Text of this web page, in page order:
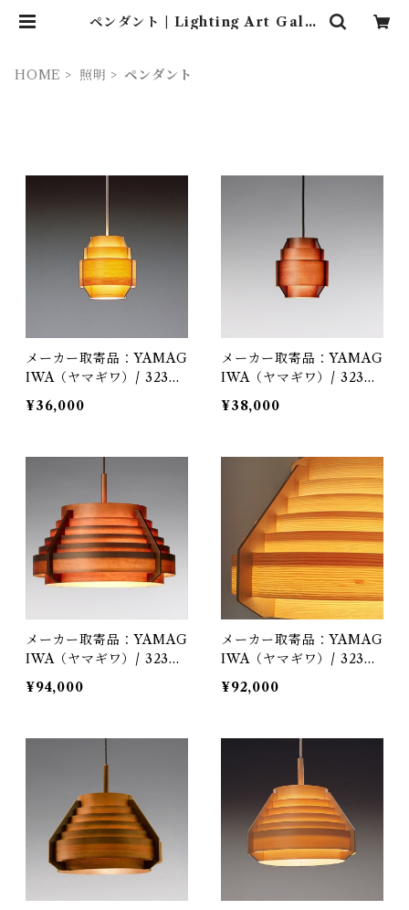
ペンダント | Lighting Art Galle
HOME 照明 ペンダント
メーカー取寄品：YAMAG
IWA（ヤマギワ）/ 323F-
216 / Jakobsson Lamp
（ヤコブソンランプ）パイ
Jakobsson / ペンダント
¥36,000
メーカー取寄品：YAMAG
IWA（ヤマギワ）/ 323F-
216H / Jakobsson Lamp
（ヤコブソンランプ）ダー
ns-Agne Jakobsson / ペ
ンダント照明
¥38,000
メーカー取寄品：YAMAG
IWA（ヤマギワ）/ 323F-
217H / Jakobsson Lamp
（ヤコブソンランプ）ダー
ns-Agne Jakobsson / ペ
ンダント照明
¥94,000
メーカー取寄品：YAMAG
IWA（ヤマギワ）/ 323F-
217 / Jakobsson Lamp
（ヤコブソンランプ）パイ
Jakobsson / ペンダント
¥92,000